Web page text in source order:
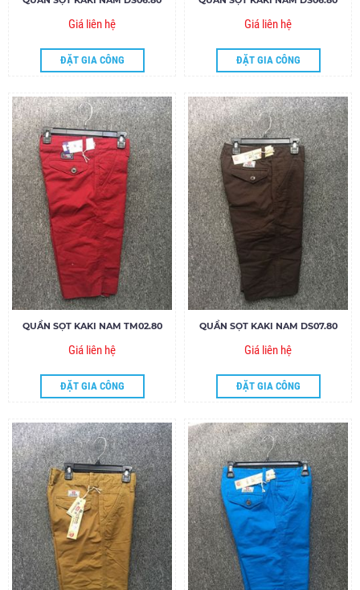
Giá liên hệ
ĐẶT GIA CÔNG
Giá liên hệ
ĐẶT GIA CÔNG
QUẦN SỌT KAKI NAM TM02.80
Giá liên hệ
ĐẶT GIA CÔNG
QUẦN SỌT KAKI NAM DS07.80
Giá liên hệ
ĐẶT GIA CÔNG